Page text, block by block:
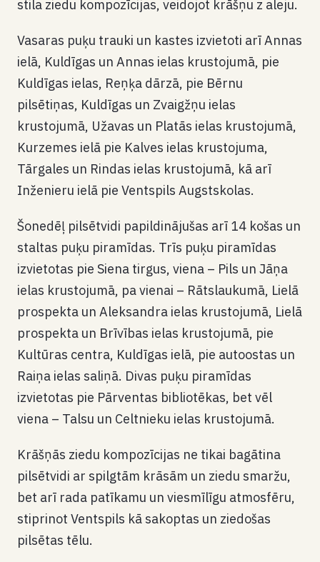
stila ziedu kompozīcijas, veidojot krāšņu z aleju.
Vasaras puķu trauki un kastes izvietoti arī Annas
ielā, Kuldīgas un Annas ielas krustojumā, pie
Kuldīgas ielas, Reņķa dārzā, pie Bērnu
pilsētiņas, Kuldīgas un Zvaigžņu ielas
krustojumā, Užavas un Platās ielas krustojumā,
Kurzemes ielā pie Kalves ielas krustojuma,
Tārgales un Rindas ielas krustojumā, kā arī
Inženieru ielā pie Ventspils Augstskolas.
Šonedēļ pilsētvidi papildinājušas arī 14 košas un
staltas puķu piramīdas. Trīs puķu piramīdas
izvietotas pie Siena tirgus, viena – Pils un Jāņa
ielas krustojumā, pa vienai – Rātslaukumā, Lielā
prospekta un Aleksandra ielas krustojumā, Lielā
prospekta un Brīvības ielas krustojumā, pie
Kultūras centra, Kuldīgas ielā, pie autoostas un
Raiņa ielas saliņā. Divas puķu piramīdas
izvietotas pie Pārventas bibliotēkas, bet vēl
viena – Talsu un Celtnieku ielas krustojumā.
Krāšņās ziedu kompozīcijas ne tikai bagātina
pilsētvidi ar spilgtām krāsām un ziedu smaržu,
bet arī rada patīkamu un viesmīlīgu atmosfēru,
stiprinot Ventspils kā sakoptas un ziedošas
pilsētas tēlu.